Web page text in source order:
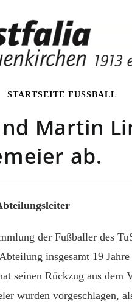
STARTSEITE FUSSBALL
Martin
ab.
der Fußballer des
insgesamt 19
seinen Rückzug aus dem
wurden vorgeschlagen,